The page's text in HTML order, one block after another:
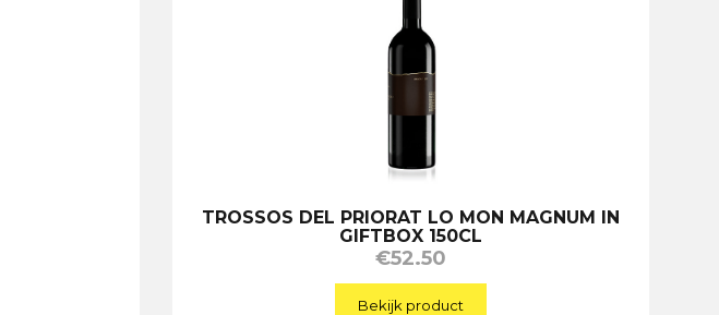
TROSSOS DEL PRIORAT LO MON MAGNUM IN
GIFTBOX 150CL
€52.50
Bekijk product